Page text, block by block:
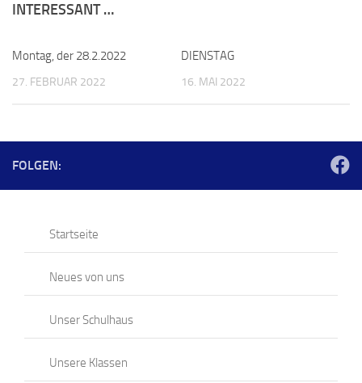
INTERESSANT …
Montag, der 28.2.2022
27. FEBRUAR 2022
DIENSTAG
16. MAI 2022
FOLGEN:
Startseite
Neues von uns
Unser Schulhaus
Unsere Klassen